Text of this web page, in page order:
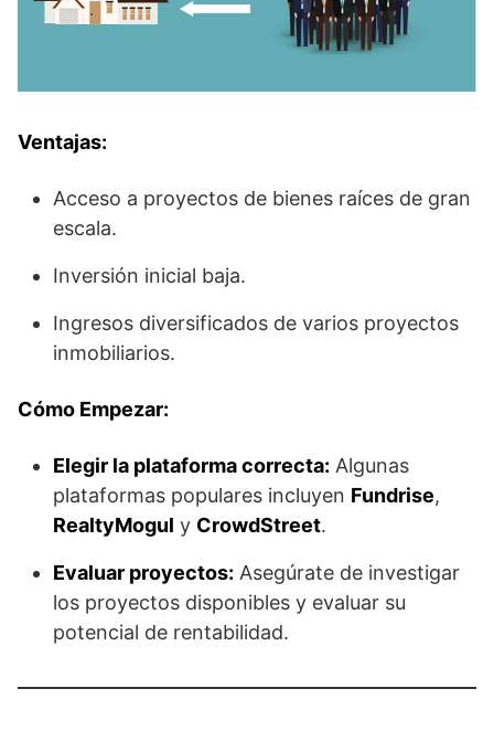
Ventajas:
Acceso a proyectos de bienes raíces de gran
escala.
Inversión inicial baja.
Ingresos diversificados de varios proyectos
inmobiliarios.
Cómo Empezar:
Elegir la plataforma correcta: Algunas
plataformas populares incluyen Fundrise,
RealtyMogul y CrowdStreet.
Evaluar proyectos: Asegúrate de investigar
los proyectos disponibles y evaluar su
potencial de rentabilidad.